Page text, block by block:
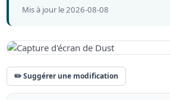
Mis à jour le 2026-08-08
✏️ Suggérer une modification